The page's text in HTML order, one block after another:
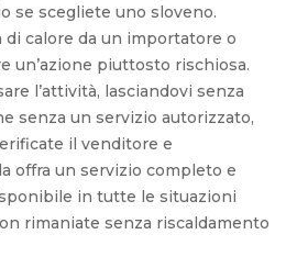
se scegliete uno sloveno.
di calore da un importatore o
un’azione piuttosto rischiosa.
l’attività, lasciandovi senza
senza un servizio autorizzato,
il venditore e
offra un servizio completo e
in tutte le situazioni
rimaniate senza riscaldamento